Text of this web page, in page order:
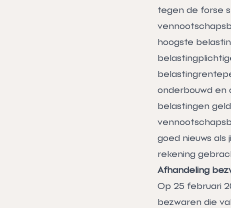
tegen de forse
hoogste
onderbouwd en
belastingen
goed nieuws als
rekening
Afhandeling
Op 25 februari
bezwaren die